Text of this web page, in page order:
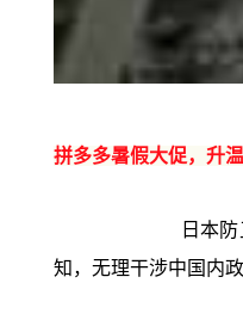
拼多多暑假大促，升
日本
知，无理干涉中国内